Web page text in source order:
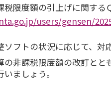
限度額の引上げに関する
users/gensen/
フトの状況に応じて、対
の非課税限度額の改訂とと
ましょう。